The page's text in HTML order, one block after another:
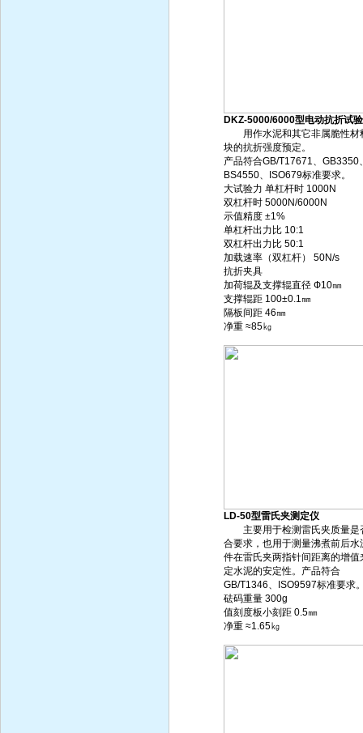
DKZ-5000/6000型电动抗折试
用作水泥和其它非属脆性材
块的抗折强度预定。
产品符合GB/T17671、GB3350
BS4550、ISO679标准要求。
大试验力 单杠杆时 1000N
双杠杆时 5000N/6000N
示值精度 ±1%
单杠杆出力比 10:1
双杠杆出力比 50:1
加载速率（双杠杆） 50N/s
抗折夹具
加荷辊及支撑辊直径 Ф10㎜
支撑辊距 100±0.1㎜
隔板间距 46㎜
净重 ≈85㎏
LD-50型雷氏夹测定仪
主要用于检测雷氏夹质量是
合要求，也用于测量沸煮前后水
件在雷氏夹两指针间距离的增值
定水泥的安定性。产品符合
GB/T1346、ISO9597标准要求
砝码重量 300g
值刻度板小刻距 0.5㎜
净重 ≈1.65㎏